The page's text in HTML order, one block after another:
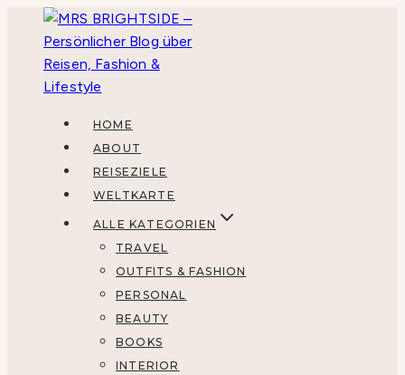
springen
HOME
ABOUT
REISEZIELE
WELTKARTE
ALLE KATEGORIEN
TRAVEL
OUTFITS & FASHION
PERSONAL
BEAUTY
BOOKS
INTERIOR